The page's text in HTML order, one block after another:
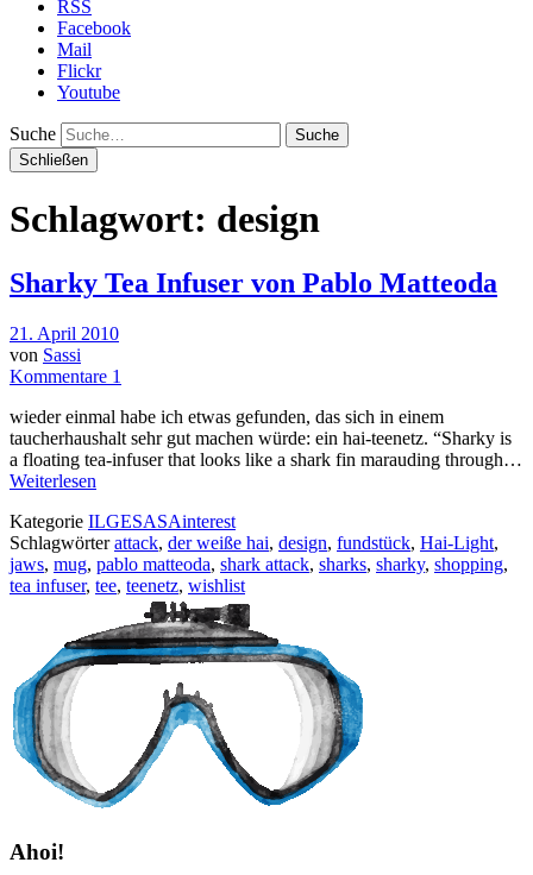
RSS
Facebook
Mail
Flickr
Youtube
Suche
Schließen
Schlagwort: design
Sharky Tea Infuser von Pablo Matteoda
21. April 2010
von Sassi
Kommentare 1
wieder einmal habe ich etwas gefunden, das sich in einem
taucherhaushalt sehr gut machen würde: ein hai-teenetz. “Sharky is
a floating tea-infuser that looks like a shark fin marauding through…
Weiterlesen
Kategorie ILGESASAinterest
Schlagwörterattack, der weiße hai, design, fundstück, Hai-Light,
jaws, mug, pablo matteoda, shark attack, sharks, sharky, shopping,
tea infuser, tee, teenetz, wishlist
Ahoi!